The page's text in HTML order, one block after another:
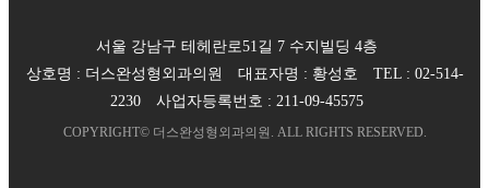
서울 강남구 테헤란로51길 7 수지빌딩 4층
상호명 : 더스완성형외과의원 대표자명 : 황성호 TEL : 02-514-
2230
사업자등록번호 : 211-09-45575
COPYRIGHT© 더스완성형외과의원 . ALL RIGHTS RESERVED.